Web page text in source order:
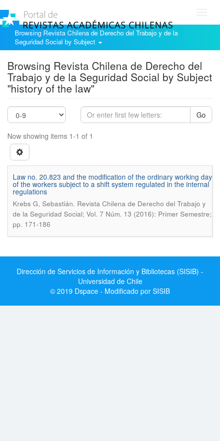
Browsing Revista Chilena de Derecho del Trabajo y de la
Seguridad Social by Subject
Browsing Revista Chilena de Derecho del
Trabajo y de la Seguridad Social by Subject
"history of the law"
Go
Now showing items 1-1 of 1
Law no. 20.823 and the modification of the ordinary working day
of the workers subject to a shift system regulated in the internal
regulations
Krebs G, Sebastián. Revista Chilena de Derecho del Trabajo y
de la Seguridad Social; Vol. 7 Núm. 13 (2016): Primer Semestre;
pp. 171-186
Dirección de Servicios de Información y Bibliotecas (SISIB) -
Universidad de Chile
© 2019 Dspace - Modificado por SISIB